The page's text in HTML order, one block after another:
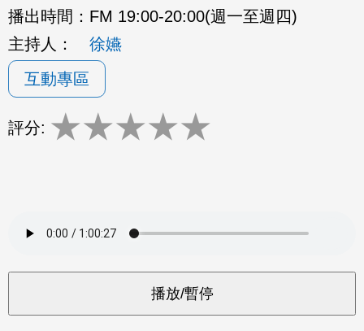
播出時間： FM 19:00-20:00(週一至週四)
主持人：
徐嬿
互動專區
評分: ★★★★★